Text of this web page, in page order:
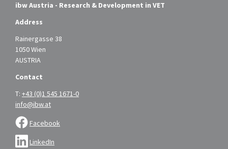
ibw Austria - Research & Development in VET
Address
Rainergasse 38
1050 Wien
AUSTRIA
Contact
T: +43 (0)1 545 1671-0
info@ibw.at
Facebook
LinkedIn